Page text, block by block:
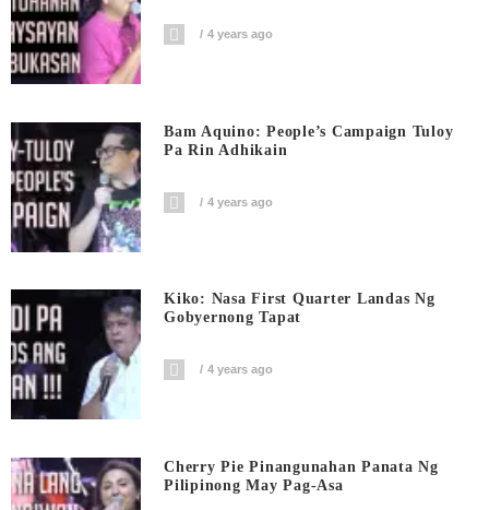
4 years ago
Bam Aquino: People’s Campaign Tuloy
Pa Rin Adhikain
4 years ago
Kiko: Nasa First Quarter Landas Ng
Gobyernong Tapat
4 years ago
Cherry Pie Pinangunahan Panata Ng
Pilipinong May Pag-Asa